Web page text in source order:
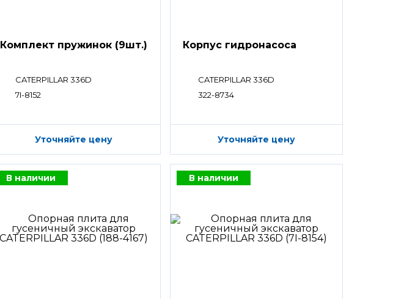
Комплект пружинок (9шт.)
CATERPILLAR 336D
7I-8152
Уточняйте цену
Корпус гидронасоса
CATERPILLAR 336D
322-8734
Уточняйте цену
В наличии В наличии